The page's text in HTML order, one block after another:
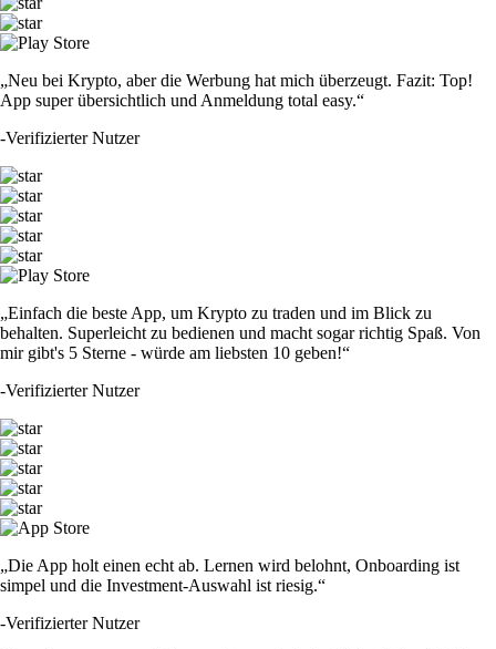
„Neu bei Krypto, aber die Werbung hat mich überzeugt. Fazit: Top!
App super übersichtlich und Anmeldung total easy.“
-Verifizierter Nutzer
„Einfach die beste App, um Krypto zu traden und im Blick zu
behalten. Superleicht zu bedienen und macht sogar richtig Spaß. Von
mir gibt's 5 Sterne - würde am liebsten 10 geben!“
-Verifizierter Nutzer
„Die App holt einen echt ab. Lernen wird belohnt, Onboarding ist
simpel und die Investment-Auswahl ist riesig.“
-Verifizierter Nutzer